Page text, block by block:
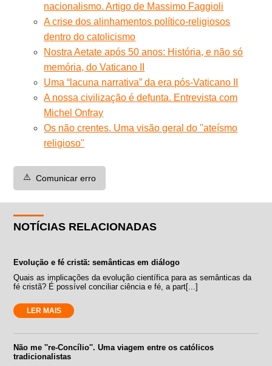
nacionalismo. Artigo de Massimo Faggioli
A crise dos alinhamentos político-religiosos
dentro do catolicismo
Nostra Aetate após 50 anos: História, e não só
memória, do Vaticano II
Uma “lacuna narrativa” da era pós-Vaticano II
A nossa civilização é defunta. Entrevista com
Michel Onfray
Os não crentes. Uma visão geral do ''ateísmo
religioso''
⚠️ Comunicar erro
NOTÍCIAS RELACIONADAS
Evolução e fé cristã: semânticas em diálogo
Quais as implicações da evolução científica para as semânticas da
fé cristã? É possível conciliar ciência e fé, a part[...]
LER MAIS
Não me ''re-Concílio''. Uma viagem entre os católicos
tradicionalistas